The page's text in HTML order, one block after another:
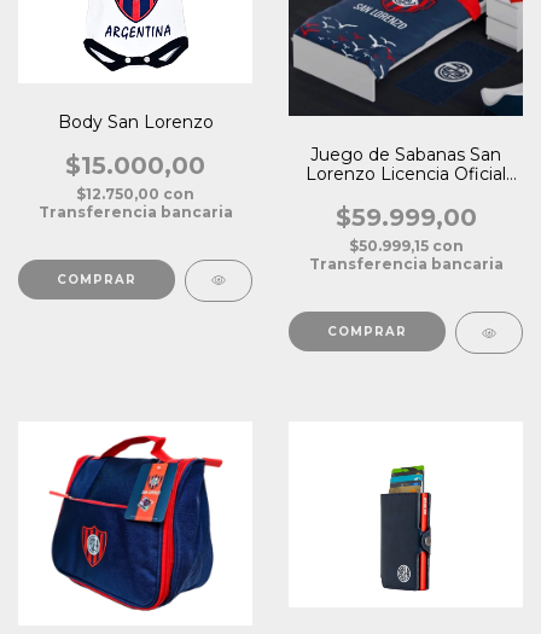
Body San Lorenzo
$15.000,00
$12.750,00 con
Transferencia bancaria
COMPRAR
Juego de Sabanas San
Lorenzo Licencia Oficial
$59.999,00
$50.999,15 con
Transferencia bancaria